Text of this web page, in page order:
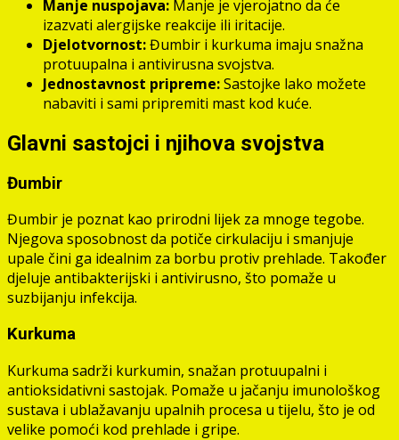
Manje nuspojava: Manje je vjerojatno da će
izazvati alergijske reakcije ili iritacije.
Djelotvornost:Đumbir i kurkuma imaju snažna
protuupalna i antivirusna svojstva.
Jednostavnost pripreme:Sastojke lako možete
nabaviti i sami pripremiti mast kod kuće.
Glavni sastojci i njihova svojstva
Đumbir
Đumbir je poznat kao prirodni lijek za mnoge tegobe.
Njegova sposobnost da potiče cirkulaciju i smanjuje
upale čini ga idealnim za borbu protiv prehlade. Također
djeluje antibakterijski i antivirusno, što pomaže u
suzbijanju infekcija.
Kurkuma
Kurkuma sadrži kurkumin, snažan protuupalni i
antioksidativni sastojak. Pomaže u jačanju imunološkog
sustava i ublažavanju upalnih procesa u tijelu, što je od
velike pomoći kod prehlade i gripe.